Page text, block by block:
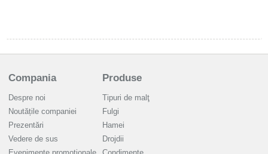
Compania
Despre noi
Noutățile companiei
Prezentări
Vedere de sus
Produse
Tipuri de malţ
Fulgi
Hamei
Drojdii